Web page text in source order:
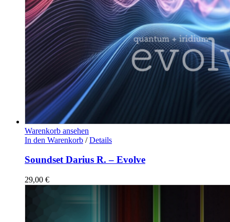
Warenkorb ansehen
In den Warenkorb / Details
Soundset Darius R. – Evolve
29,00 €